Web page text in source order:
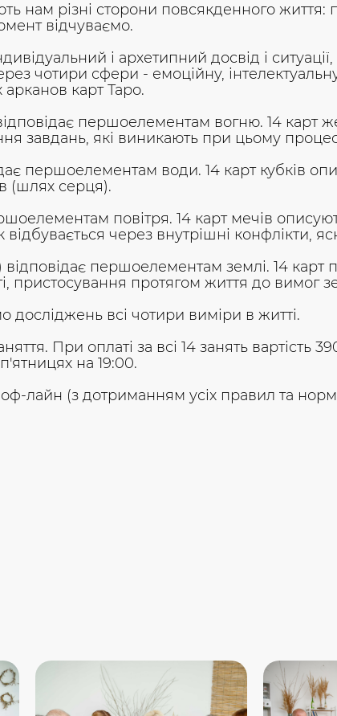
нам різні сторони повсякденного життя:
відчуваємо.
і архетипний досвід і
чотири сфери - емоційну,
карт Таро.
першоелементам вогню. 14 карт
завдань, які виникають при цьому
першоелементам води. 14 карт кубків
(шлях серця).
повітря. 14 карт мечів
відбувається через внутрішні конфлікти,
першоелементам землі. 14 карт
пристосування протягом життя до вимог
всі чотири виміри в житті.
При оплаті за всі 14 занять
на 19:00.
лайн (з дотриманням усіх правил та